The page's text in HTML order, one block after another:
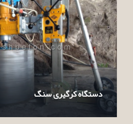
دستگاه کرگیری سنگ